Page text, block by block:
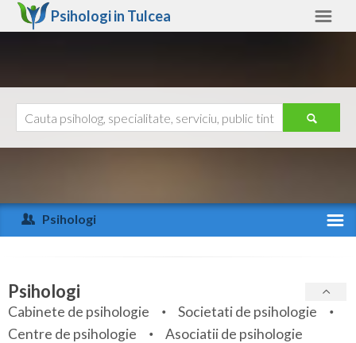
Psihologi in Tulcea
Arad
Arges
Bihor
Bistrita-Nasaud
Ajutor
Psihologi
Specialitati
Servicii
Psihologi
Cabinete de psihologie
Societati de psihologie
Centre de psihologie
Asociatii de psihologie